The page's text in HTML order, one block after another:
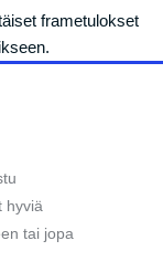
frametulokset
hyviä
tai jopa